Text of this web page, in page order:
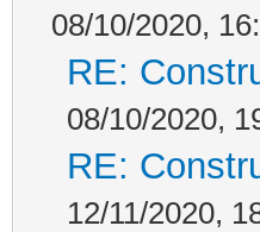
08/10/2020,
RE:
08/10/2020,
RE:
12/11/2020,